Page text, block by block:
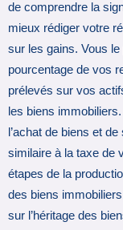
de comprendre la
mieux rédiger votre
sur les gains. Vous
pourcentage de vos
prélevés sur vos
les biens
l’achat de biens et
similaire à la taxe de
étapes de la
des biens
sur l’héritage des